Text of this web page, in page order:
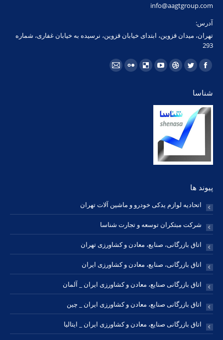
info@aagtgroup.com
آدرس:
تهران، میدان قزوین، ابتدای خیابان قزوین، نرسیده به خیابان غفاری، شماره
293
مارا در اینجا پیدا کنید:
فیسبوک
opens
in
new
window
توئیتر
new
window
Dribbble
in
new
window
یوتیوب
in
new
Delicious
فلیکرایمیل
شناسا
پیوند ها
اتحادیه لوازم یدکی خودرو و ماشین آلات تهران
شرکت مبتکران توسعه و تجارت شناسا
اتاق بازرگانی، صنایع، معادن و کشاورزی تهران
اتاق بازرگانی، صنایع، معادن و کشاورزی ایران
اتاق بازرگانی صنایع، معادن و کشاورزی ایران _ آلمان
اتاق بازرگانی صنایع، معادن و کشاورزی ایران _ چین
اتاق بازرگانی صنایع، معادن و کشاورزی ایران _ ایتالیا